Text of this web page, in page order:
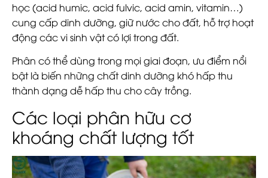
học (acid humic, acid fulvic, acid amin, vitamin…)
cung cấp dinh dưỡng, giữ nước cho đất, hỗ trợ hoạt
động các vi sinh vật có lợi trong đất.
Phân có thể dùng trong mọi giai đoạn, ưu điểm nổi
bật là biến những chất dinh dưỡng khó hấp thu
thành dạng dễ hấp thu cho cây trồng.
Các loại phân hữu cơ
khoáng chất lượng tốt